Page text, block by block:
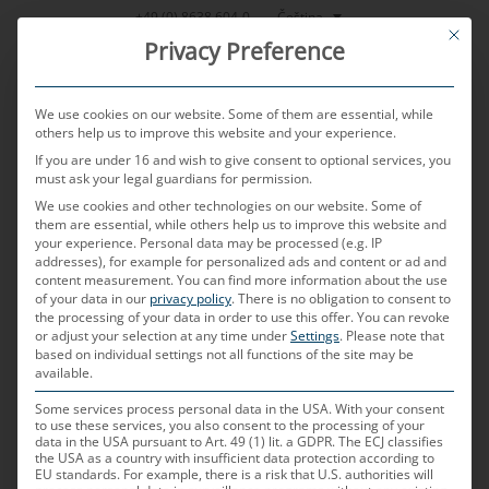
Přeskočit
+49 (0) 8638 604-0 Čeština
MENU
PUBLIKOVÁNO DNE16. 2. 2026 AUTOREMKLAUS BRAMHOFER
On-board diagnostics (OBD)
Palubní diagnostika
Co je palubní diagnostika (On Board
Diagnostic, OBD)
This
Privacy Preference
We use cookies on our website. Some of them are essential, while
others help us to improve this website and your experience.
If you are under 16 and wish to give consent to optional services, you
must ask your legal guardians for permission.
We use cookies and other technologies on our website. Some of
them are essential, while others help us to improve this website and
your experience. Personal data may be processed (e.g. IP
addresses), for example for personalized ads and content or ad and
content measurement.You can find more information about the use
of your data in our privacy policy.There is no obligation to consent to
the processing of your data in order to use this offer.You can revoke
or adjust your selection at any time underSettings. Please note that
based on individual settings not all functions of the site may be
available.
Some services process personal data in the USA. With your consent
to use these services, you also consent to the processing of your
data in the USA pursuant to Art. 49 (1) lit. a GDPR. The ECJ classifies
the USA as a country with insufficient data protection according to
EU standards. For example, there is a risk that U.S. authorities will